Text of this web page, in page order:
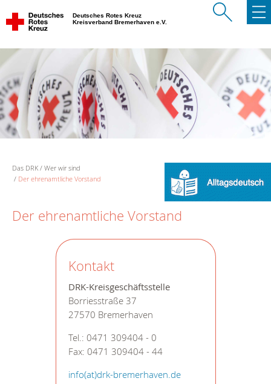
Deutsches Rotes Kreuz
Kreisverband Bremerhaven e.V.
Das DRK
Wer wir sind
Der ehrenamtliche Vorstand
Der ehrenamtliche Vorstand
Kontakt
DRK-Kreisgeschäftsstelle
Borriesstraße 37
27570 Bremerhaven
Tel.: 0471 309404 - 0
Fax: 0471 309404 - 44
info(at)drk-bremerhaven.de